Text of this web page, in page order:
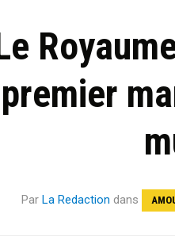
premier
Par La Redaction dans